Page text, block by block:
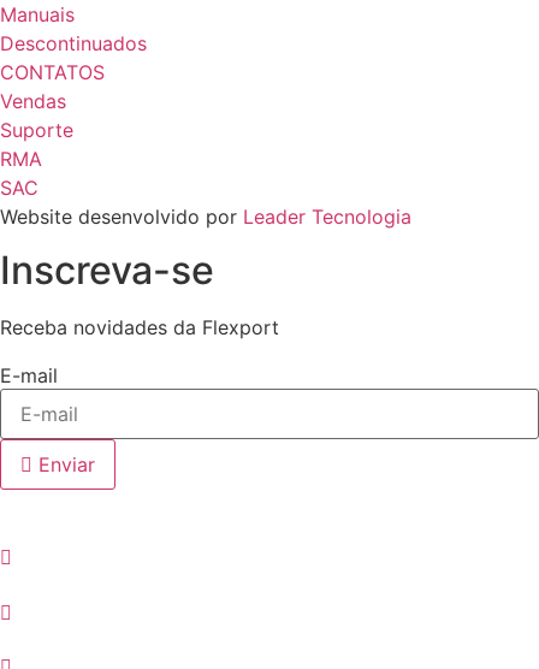
Manuais
Descontinuados
CONTATOS
Vendas
Suporte
RMA
SAC
Website desenvolvido por Leader Tecnologia
Inscreva-se
Receba novidades da Flexport
E-mail
Enviar